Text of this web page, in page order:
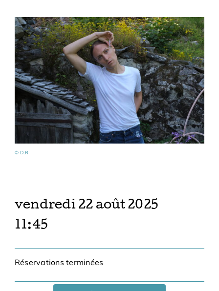
© D.R
vendredi 22 août 2025
11:45
Réservations terminées